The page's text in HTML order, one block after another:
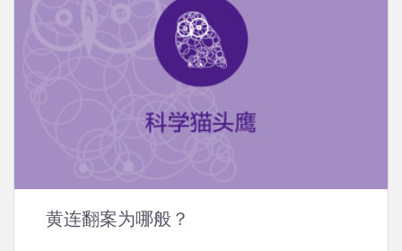
黄连翻案为哪般？